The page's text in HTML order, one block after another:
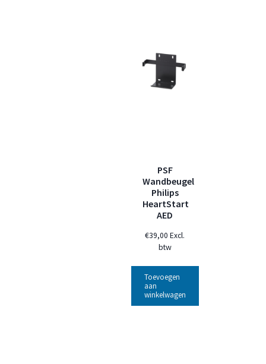
PSF
Wandbeugel
Philips
HeartStart
AED
€39,00 Excl.
btw
Toevoegen
aan
winkelwagen